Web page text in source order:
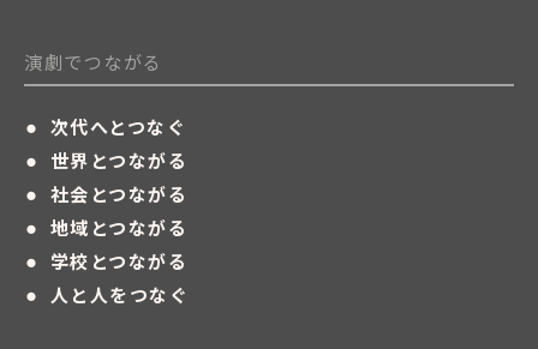
演劇でつながる
・ 次代へとつなぐ
・ 世界とつながる
・ 社会とつながる
・ 地域とつながる
・ 学校とつながる
・ 人と人をつなぐ